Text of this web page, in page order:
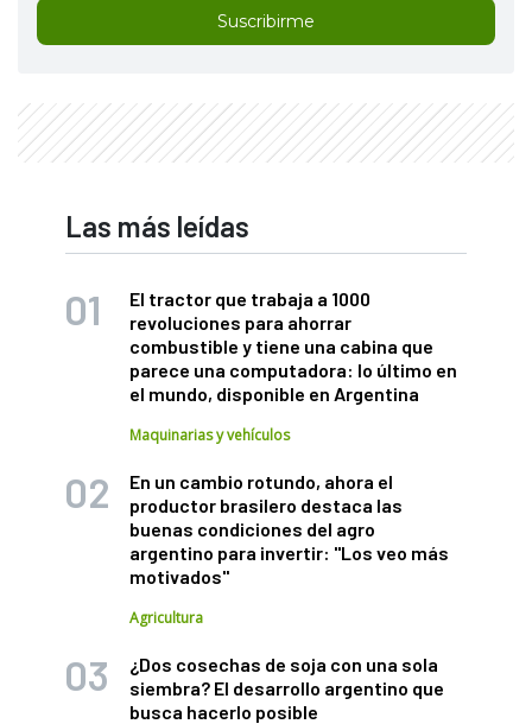
Suscribirme
Las más leídas
El tractor que trabaja a 1000
revoluciones para ahorrar
combustible y tiene una cabina que
parece una computadora: lo último en
el mundo, disponible en Argentina
Maquinarias y vehículos
En un cambio rotundo, ahora el
productor brasilero destaca las
buenas condiciones del agro
argentino para invertir: "Los veo más
motivados"
Agricultura
¿Dos cosechas de soja con una sola
siembra? El desarrollo argentino que
busca hacerlo posible